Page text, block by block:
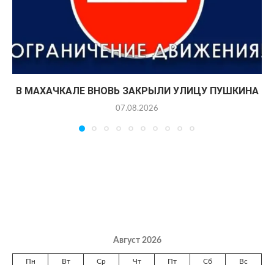
В МАХАЧКАЛЕ ВНОВЬ ЗАКРЫЛИ УЛИЦУ ПУШКИНА
07.08.2026
Август 2026
Пн Вт Ср Чт Пт Сб Вс